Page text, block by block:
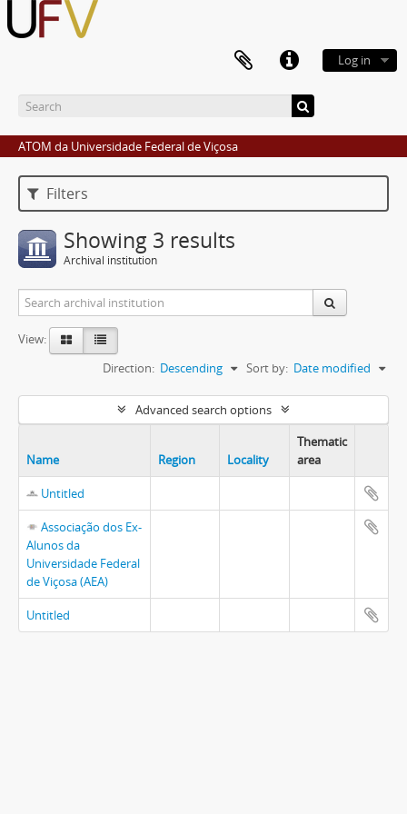
Log in
ATOM da Universidade Federal de Viçosa
Filters
Showing 3 results
Archival institution
View:
Sort by: Date modified
Direction: Descending
Advanced search options
Name Region Locality
Thematic
area
Untitled
Associação dos Ex-
Alunos da
Universidade Federal
de Viçosa (AEA)
Untitled